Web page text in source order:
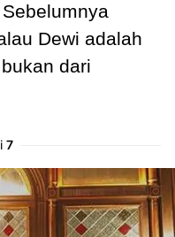
Dewi adalah
dari
7